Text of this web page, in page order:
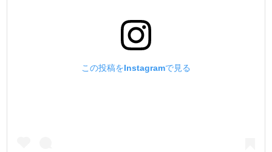
の声を元に開発した金具です。
是非、手にとって頂き、金具としての【美しさと強度】を
この投稿をInstagramで見る